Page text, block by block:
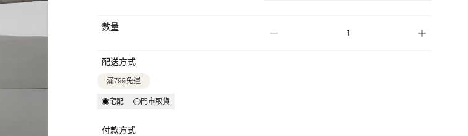
數量
配送方式
滿799免運
宅配 門市取貨
付款方式